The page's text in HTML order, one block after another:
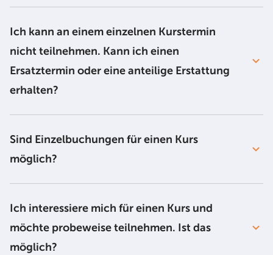
Ich kann an einem einzelnen Kurstermin
nicht teilnehmen. Kann ich einen
Ersatztermin oder eine anteilige Erstattung
erhalten?
Sind Einzelbuchungen für einen Kurs
möglich?
Ich interessiere mich für einen Kurs und
möchte probeweise teilnehmen. Ist das
möglich?